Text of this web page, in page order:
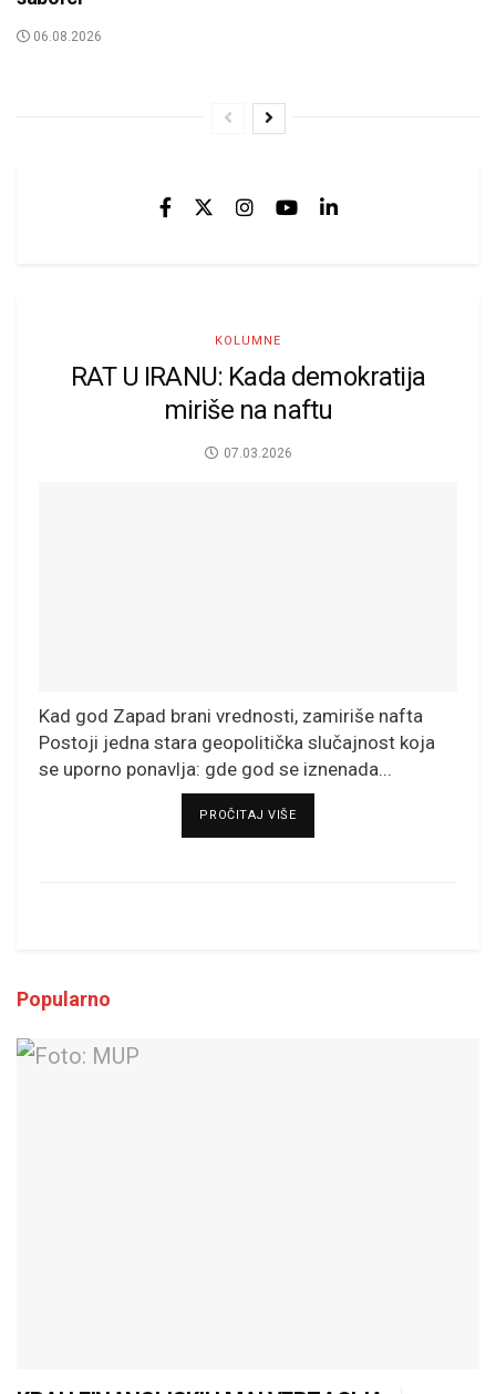
06.08.2026
KOLUMNE
RAT U IRANU: Kada demokratija
miriše na naftu
07.03.2026
Kad god Zapad brani vrednosti, zamiriše nafta
Postoji jedna stara geopolitička slučajnost koja
se uporno ponavlja: gde god se iznenada...
PROČITAJ VIŠEDETAILS
Popularno